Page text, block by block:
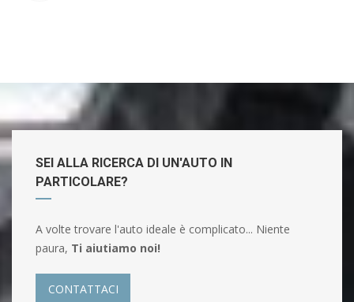
SEI ALLA RICERCA DI UN'AUTO IN
PARTICOLARE?
A volte trovare l'auto ideale è complicato... Niente
paura, Ti aiutiamo noi!
CONTATTACI